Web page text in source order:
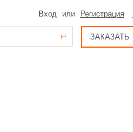
Вход или Регистрация
ЗАКАЗАТЬ